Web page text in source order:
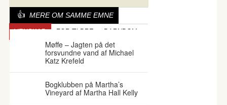
MERE OM SAMME EMNE
VENSKAB FORÆLDRE BARNDOM
Møffe – Jagten på det
forsvundne vand af Michael
Katz Krefeld
Bogklubben på Martha’s
Vineyard af Martha Hall Kelly